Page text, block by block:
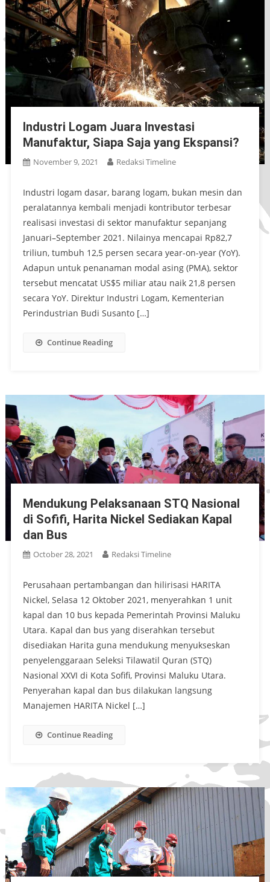
Industri Logam Juara Investasi
Manufaktur, Siapa Saja yang Ekspansi?
November 9, 2021 Redaksi Timeline
Industri logam dasar, barang logam, bukan mesin dan
peralatannya kembali menjadi kontributor terbesar
realisasi investasi di sektor manufaktur sepanjang
Januari–September 2021. Nilainya mencapai Rp82,7
triliun, tumbuh 12,5 persen secara year-on-year (YoY).
Adapun untuk penanaman modal asing (PMA), sektor
tersebut mencatat US$5 miliar atau naik 21,8 persen
secara YoY. Direktur Industri Logam, Kementerian
Perindustrian Budi Susanto […]
Continue Reading
Mendukung Pelaksanaan STQ Nasional
di Sofifi, Harita Nickel Sediakan Kapal
dan Bus
October 28, 2021 Redaksi Timeline
Perusahaan pertambangan dan hilirisasi HARITA
Nickel, Selasa 12 Oktober 2021, menyerahkan 1 unit
kapal dan 10 bus kepada Pemerintah Provinsi Maluku
Utara. Kapal dan bus yang diserahkan tersebut
disediakan Harita guna mendukung menyukseskan
penyelenggaraan Seleksi Tilawatil Quran (STQ)
Nasional XXVI di Kota Sofifi, Provinsi Maluku Utara.
Penyerahan kapal dan bus dilakukan langsung
Manajemen HARITA Nickel […]
Continue Reading